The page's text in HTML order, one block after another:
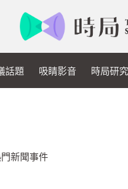
話題 吸睛影音 時局研
新聞事件